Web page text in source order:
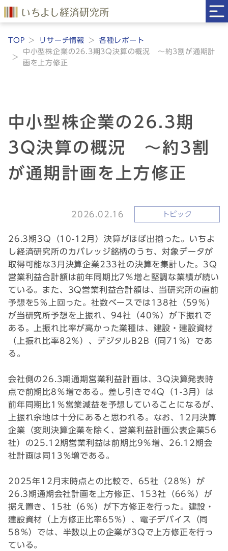
TOP リサーチ情報
各種レポート
中小型株企業の26.3期3Q決算の概況 ～約3割が通期計
画を上方修正
中小型株企業の26.3期
3Q決算の概況 ～約3割
が通期計画を上方修正
2026.02.16 トピック
26.3期3Q（10-12月）決算がほぼ出揃った。いちよ
し経済研究所のカバレッジ銘柄のうち、対象データが
取得可能な3月決算企業233社の決算を集計した。3Q
営業利益合計額は前年同期比7％増と堅調な業績が続い
ている。また、3Q営業利益合計額は、当研究所の直前
予想を5％上回った。社数ベースでは138社（59％）
が当研究所予想を上振れ、94社（40％）が下振れで
ある。上振れ比率が高かった業種は、建設・建設資材
（上振れ比率82％）、デジタルB2B（同71％）であ
る。
会社側の26.3期通期営業利益計画は、3Q決算発表時
点で前期比8％増である。差し引きで4Q（1-3月）は
前年同期比1％営業減益を予想していることになるが、
上振れ余地は十分にあると思われる。なお、12月決算
企業（変則決算企業を除く、営業利益計画公表企業56
社）の25.12期営業利益は前期比9％増、26.12期会
社計画は同13％増である。
2025年12月末時点との比較で、65社（28％）が
26.3期通期会社計画を上方修正、153社（66％）が
据え置き、15社（6％）が下方修正を行った。建設・
建設資材（上方修正比率65％）、電子デバイス（同
58％）では、半数以上の企業が3Qで上方修正を行っ
ている。